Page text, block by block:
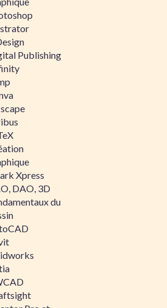
Publishing
Xpress
DAO, 3D
du